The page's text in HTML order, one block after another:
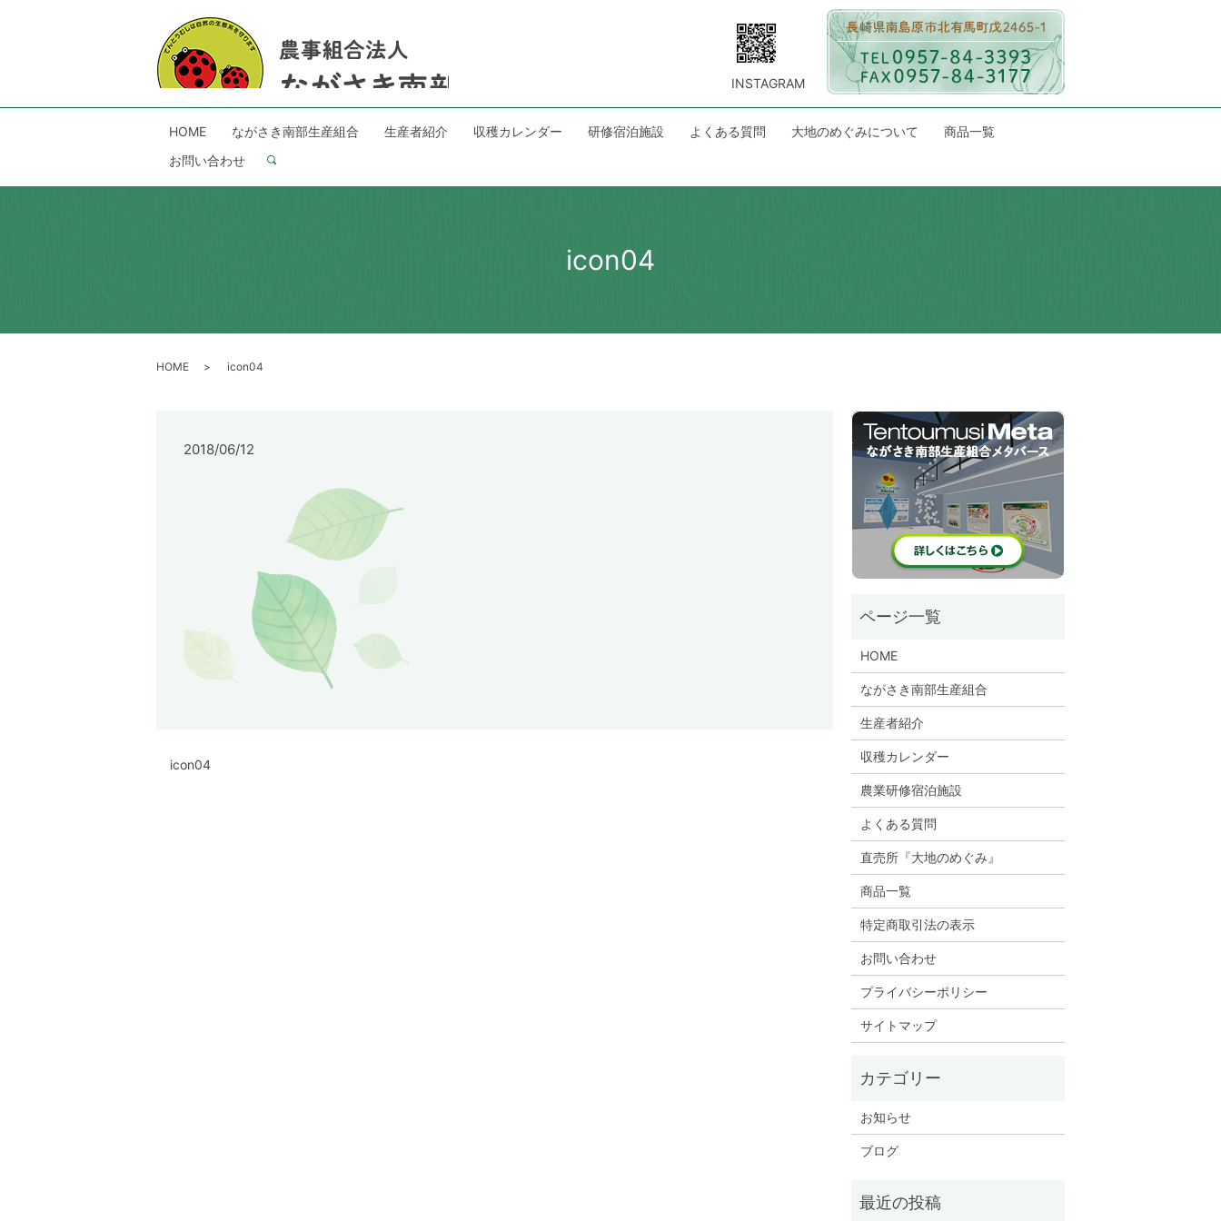
HOME ながさき南部生産組合 生産者紹介 収穫カレンダー 研修宿泊施設 よくある質問 大地のめぐみについて
商品一覧
お問い合わせ
search
INSTAGRAM
icon04
HOME icon04
2018/06/12
icon04
HOME
ながさき南部生産組合
生産者紹介
収穫カレンダー
農業研修宿泊施設
よくある質問
直売所『大地のめぐみ』
商品一覧
特定商取引法の表示
お問い合わせ
プライバシーポリシー
サイトマップ
お知らせ
ブログ